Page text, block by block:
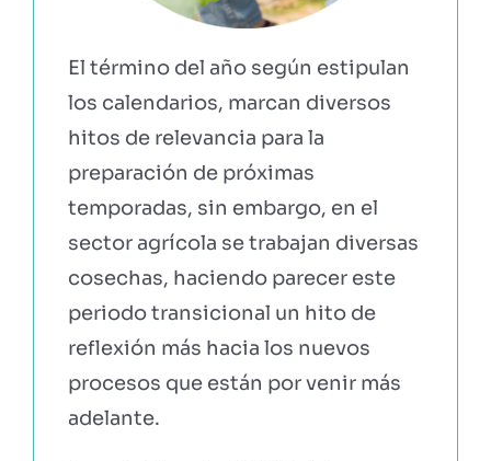
El término del año según estipulan
los calendarios, marcan diversos
hitos de relevancia para la
preparación de próximas
temporadas, sin embargo, en el
sector agrícola se trabajan diversas
cosechas, haciendo parecer este
periodo transicional un hito de
reflexión más hacia los nuevos
procesos que están por venir más
adelante.